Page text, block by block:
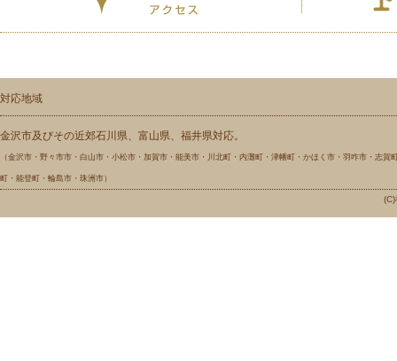
対応地域
金沢市及びその近郊石川県、富山県、福井県対応。
（金沢市・野々市市・白山市・小松市・加賀市・能美市・川北町・内灘町・津幡町・かほく市・羽咋市・志賀
町・能登町・輪島市・珠洲市）